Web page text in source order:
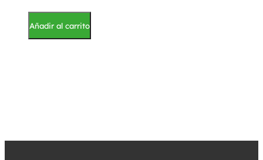
Añadir al carrito